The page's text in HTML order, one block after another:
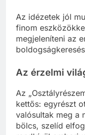
Az idézetek jól
finom
megjeleníteni az
Az érzelmi
Az
kettős: egyrészt
valósultak meg a
bölcs, szelíd